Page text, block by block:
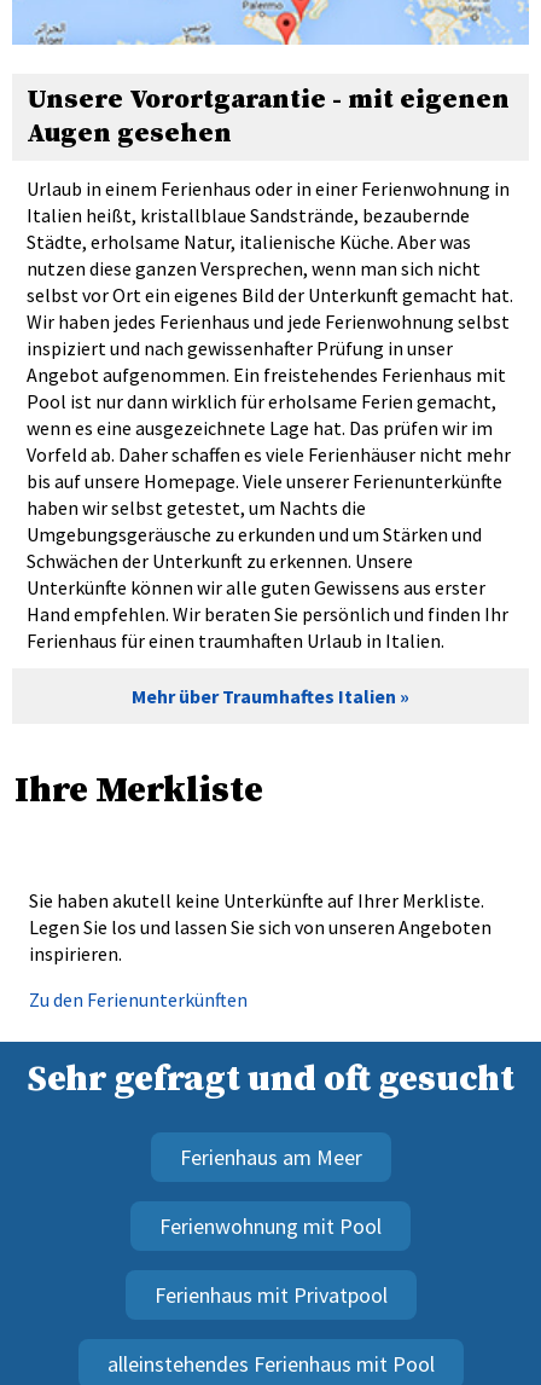
Unsere Vorortgarantie - mit eigenen
Augen gesehen
Urlaub in einem Ferienhaus oder in einer Ferienwohnung in
Italien heißt, kristallblaue Sandstrände, bezaubernde
Städte, erholsame Natur, italienische Küche. Aber was
nutzen diese ganzen Versprechen, wenn man sich nicht
selbst vor Ort ein eigenes Bild der Unterkunft gemacht hat.
Wir haben jedes Ferienhaus und jede Ferienwohnung selbst
inspiziert und nach gewissenhafter Prüfung in unser
Angebot aufgenommen. Ein freistehendes Ferienhaus mit
Pool ist nur dann wirklich für erholsame Ferien gemacht,
wenn es eine ausgezeichnete Lage hat. Das prüfen wir im
Vorfeld ab. Daher schaffen es viele Ferienhäuser nicht mehr
bis auf unsere Homepage. Viele unserer Ferienunterkünfte
haben wir selbst getestet, um Nachts die
Umgebungsgeräusche zu erkunden und um Stärken und
Schwächen der Unterkunft zu erkennen. Unsere
Unterkünfte können wir alle guten Gewissens aus erster
Hand empfehlen. Wir beraten Sie persönlich und finden Ihr
Ferienhaus für einen traumhaften Urlaub in Italien.
Mehr über Traumhaftes Italien
Ihre Merkliste
Sie haben akutell keine Unterkünfte auf Ihrer Merkliste.
Legen Sie los und lassen Sie sich von unseren Angeboten
inspirieren.
Zu den Ferienunterkünften
Sehr gefragt und oft gesucht
Ferienhaus am Meer
Ferienwohnung mit Pool
Ferienhaus mit Privatpool
alleinstehendes Ferienhaus mit Pool